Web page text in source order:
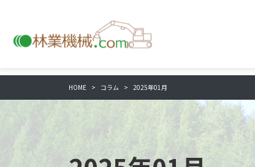
HOME コラム 2025年01月